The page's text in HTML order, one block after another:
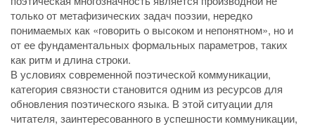
только от метафизических задач поэзии, нередко
понимаемых как «говорить о высоком и непонятном», но и
от ее фундаментальных формальных параметров, таких
как ритм и длина строки.
В условиях современной поэтической коммуникации,
категория связности становится одним из ресурсов для
обновления поэтического языка. В этой ситуации для
читателя, заинтересованного в успешности коммуникации,